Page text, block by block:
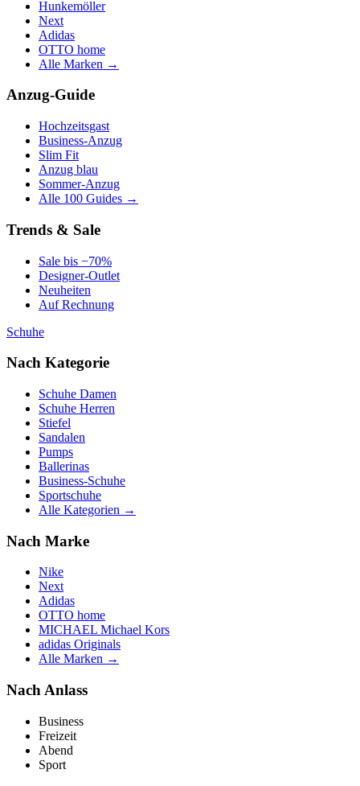
Hunkemöller
Next
Adidas
OTTO home
Alle Marken →
Anzug-Guide
Hochzeitsgast
Business-Anzug
Slim Fit
Anzug blau
Sommer-Anzug
Alle 100 Guides →
Trends & Sale
Sale bis −70%
Designer-Outlet
Neuheiten
Auf Rechnung
Schuhe
Nach Kategorie
Schuhe Damen
Schuhe Herren
Stiefel
Sandalen
Pumps
Ballerinas
Business-Schuhe
Sportschuhe
Alle Kategorien →
Nach Marke
Nike
Next
Adidas
OTTO home
MICHAEL Michael Kors
adidas Originals
Alle Marken →
Nach Anlass
Business
Freizeit
Abend
Sport